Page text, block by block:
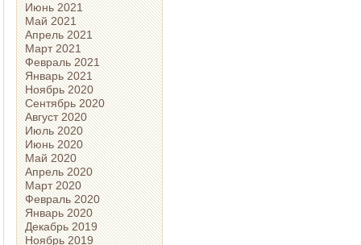
Июнь 2021
Май 2021
Апрель 2021
Март 2021
Февраль 2021
Январь 2021
Ноябрь 2020
Сентябрь 2020
Август 2020
Июль 2020
Июнь 2020
Май 2020
Апрель 2020
Март 2020
Февраль 2020
Январь 2020
Декабрь 2019
Ноябрь 2019